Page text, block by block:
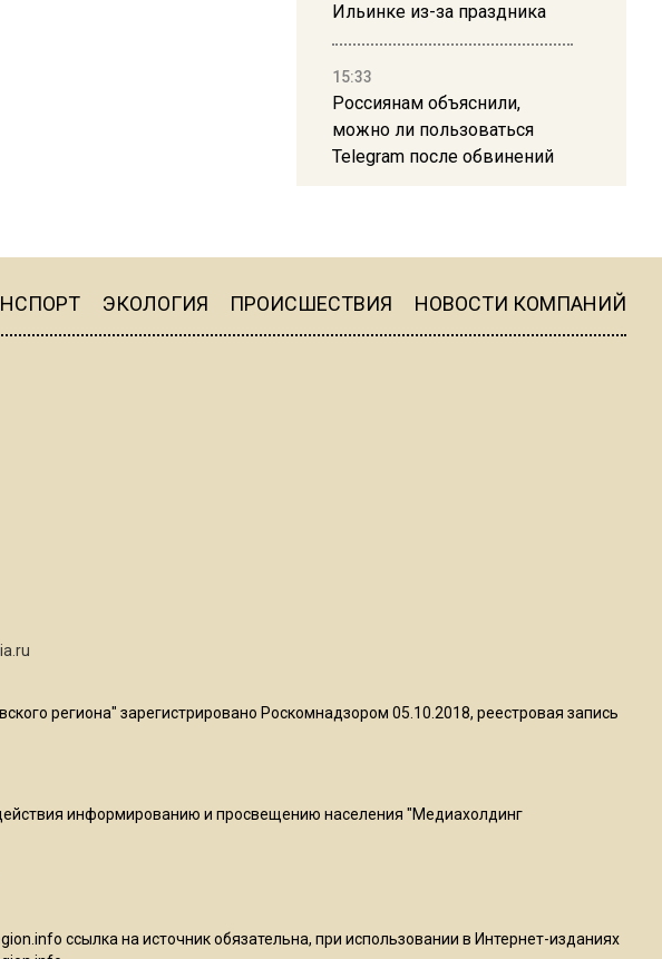
Ильинке из-за праздника
15:33
Россиянам объяснили,
можно ли пользоваться
Telegram после обвинений
литров дождя на
В Подмосковье прекратили
цехах
ЭКОЛОГИЯ ПРОИСШЕСТВИЯ НОВОСТИ КОМПАНИЙ
региона" зарегистрировано Роскомнадзором 05.10.2018, реестровая запись
информированию и просвещению населения "Медиахолдинг
ссылка на источник обязательна, при использовании в Интернет-изданиях